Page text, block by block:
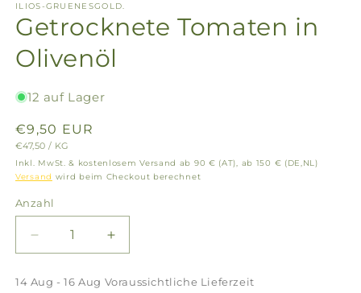
ILIOS-GRUENESGOLD.
Getrocknete Tomaten in
Olivenöl
12 auf Lager
Normaler
Preis
€9,50 EUR
GRUNDPREIS
€47,50 / PRO
KG
Inkl. MwSt. & kostenlosem Versand ab 90 € (AT), ab 150 € (DE,NL)
Versand wird beim Checkout berechnet
Anzahl
Verringere
die
Menge
Erhöhe
die
Menge
14 Aug - 16 Aug Voraussichtliche Lieferzeit